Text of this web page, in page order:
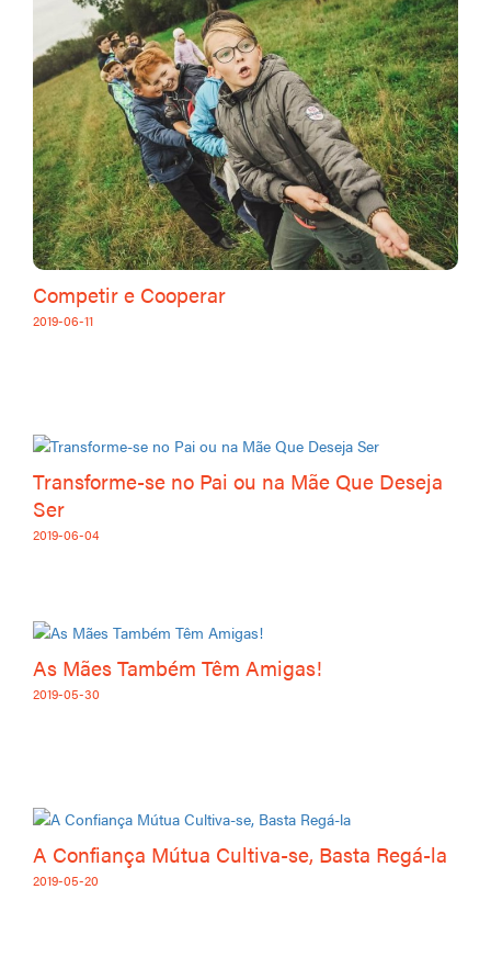
Competir e Cooperar
2019-06-11
Transforme-se no Pai ou na Mãe Que Deseja
Ser
2019-06-04
As Mães Também Têm Amigas!
2019-05-30
A Confiança Mútua Cultiva-se, Basta Regá-la
2019-05-20